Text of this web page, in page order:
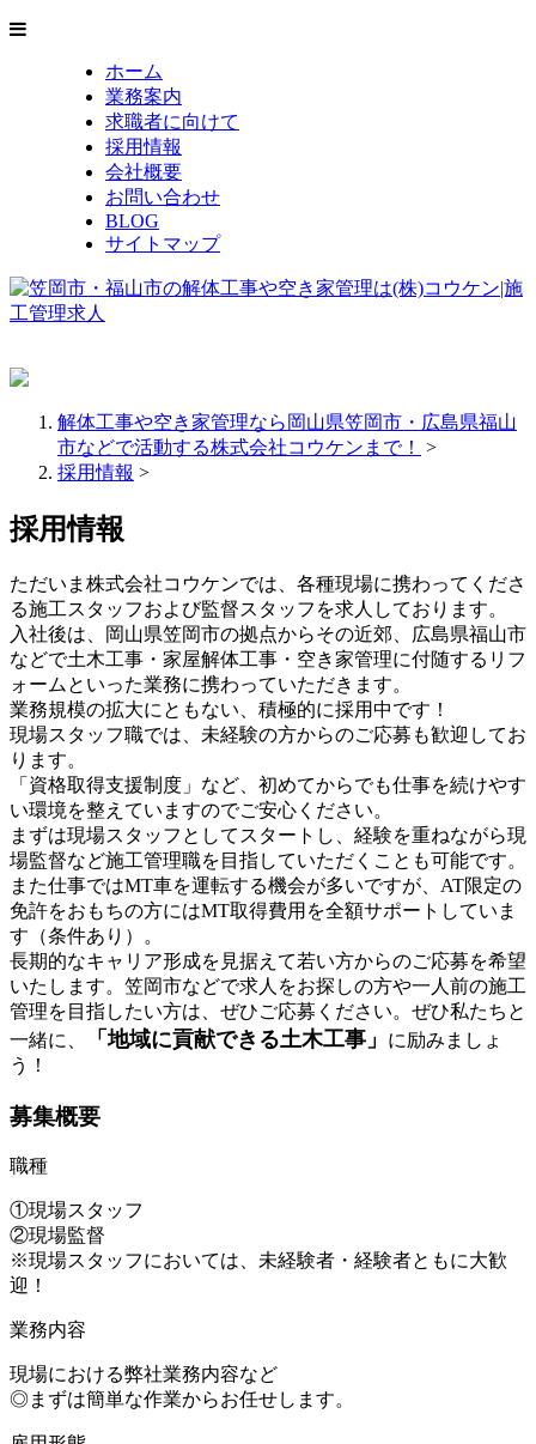
ホーム
業務案内
求職者に向けて
採用情報
会社概要
お問い合わせ
BLOG
サイトマップ
解体工事や空き家管理なら岡山県笠岡市・広島県福山
市などで活動する株式会社コウケンまで！
>
採用情報 >
採用情報
ただいま株式会社コウケンでは、各種現場に携わってくださ
る施工スタッフおよび監督スタッフを求人しております。
入社後は、岡山県笠岡市の拠点からその近郊、広島県福山市
などで土木工事・家屋解体工事・空き家管理に付随するリフ
ォームといった業務に携わっていただきます。
業務規模の拡大にともない、積極的に採用中です！
現場スタッフ職では、未経験の方からのご応募も歓迎してお
ります。
「資格取得支援制度」など、初めてからでも仕事を続けやす
い環境を整えていますのでご安心ください。
まずは現場スタッフとしてスタートし、経験を重ねながら現
場監督など施工管理職を目指していただくことも可能です。
また仕事ではMT車を運転する機会が多いですが、AT限定の
免許をおもちの方にはMT取得費用を全額サポートしていま
す（条件あり）。
長期的なキャリア形成を見据えて若い方からのご応募を希望
いたします。笠岡市などで求人をお探しの方や一人前の施工
管理を目指したい方は、ぜひご応募ください。ぜひ私たちと
一緒に、
「地域に貢献できる土木工事」
に励みましょ
う！
募集概要
職種
①現場スタッフ
②現場監督
※現場スタッフにおいては、未経験者・経験者ともに大歓
迎！
業務内容
現場における弊社業務内容など
◎まずは簡単な作業からお任せします。